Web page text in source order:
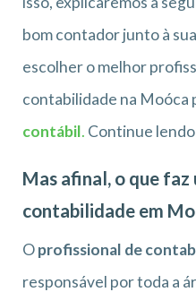
bom contador junto à
escolher o melhor
contabilidade na Moóca
contábil. Continue
Mas afinal, o que
contabilidade em
Oprofissional de
responsável por toda a